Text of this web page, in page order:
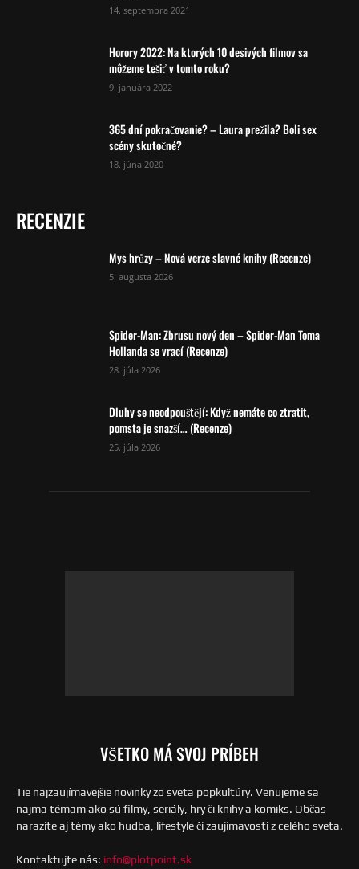
14. septembra 2021
Horory 2022: Na ktorých 10 desivých filmov sa
môžeme tešiť v tomto roku?
9. januára 2022
365 dní pokračovanie? – Laura prežila? Boli sex
scény skutočné?
18. júna 2020
RECENZIE
Mys hrůzy – Nová verze slavné knihy (Recenze)
5. augusta 2026
Spider-Man: Zbrusu nový den – Spider-Man Toma
Hollanda se vrací (Recenze)
28. júla 2026
Dluhy se neodpouštějí: Když nemáte co ztratit,
pomsta je snazší… (Recenze)
25. júla 2026
VŠETKO MÁ SVOJ PRÍBEH
Tie najzaujímavejšie novinky zo sveta popkultúry. Venujeme sa
najmä témam ako sú filmy, seriály, hry či knihy a komiks. Občas
narazíte aj témy ako hudba, lifestyle či zaujímavosti z celého sveta.
Kontaktujte nás: info@plotpoint.sk